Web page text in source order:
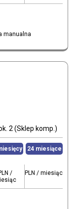
manualna
2 (Sklep komp.)
24 miesiące
/
PLN / miesiąc